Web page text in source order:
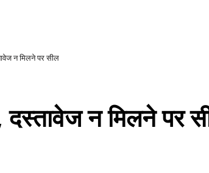
न मिलने पर सील
न मिलने पर